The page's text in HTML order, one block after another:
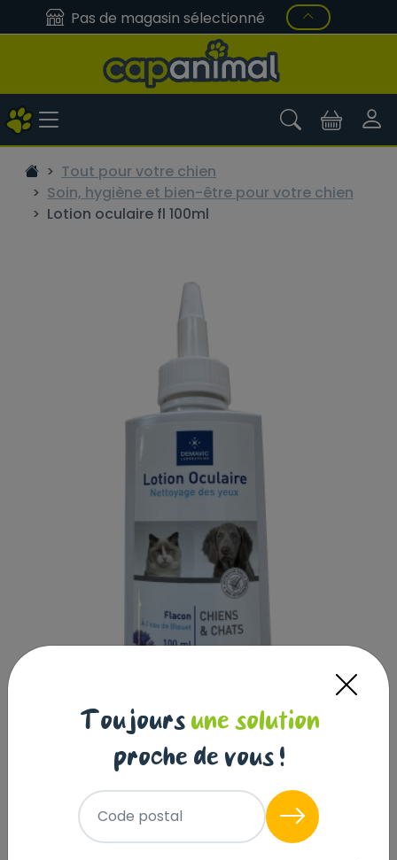
Pas de magasin sélectionné
Tout pour votre chien
Soin, hygiène et bien-être pour votre chien
Lotion oculaire fl 100ml
Lotion oculaire fl 100ml
Réf : 3760083694820
Lotion oculaire fl 100mlLire la suite
Ce produit n'est plus disponible
Toujours une solution
proche de vous !
Code postal